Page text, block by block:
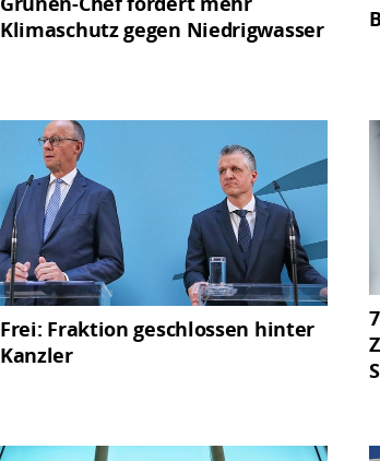
Klimaschutz gegen Niedrigwasser
Frei: Fraktion geschlossen hinter
Kanzler